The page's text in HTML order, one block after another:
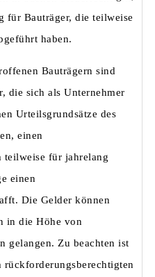
für Bauträger, die teilweise
haben.
Bauträgern sind
die sich als Unternehmer
Urteilsgrundsätze des
einen
teilweise für jahrelang
einen
Die Gelder können
in die Höhe von
gelangen. Zu beachten ist
rückforderungsberechtigten